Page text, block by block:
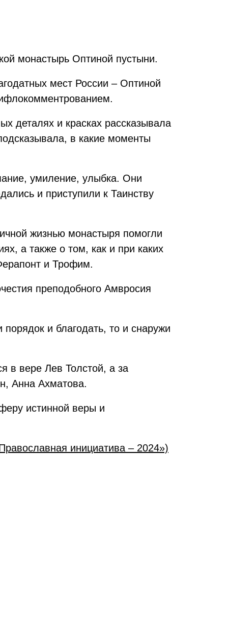
монастырь Оптиной пустыни.
мест России – Оптиной
деталях и красках рассказывала
в какие моменты
умиление, улыбка. Они
и приступили к Таинству
жизнью монастыря помогли
а также о том, как и при каких
и Трофим.
преподобного Амвросия
и благодать, то и снаружи
в вере Лев Толстой, а за
Анна Ахматова.
истинной веры и
инициатива – 2024»)